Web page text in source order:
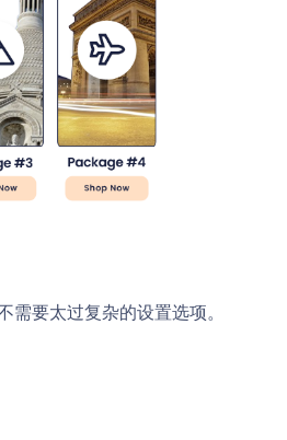
要太过复杂的设置选项。